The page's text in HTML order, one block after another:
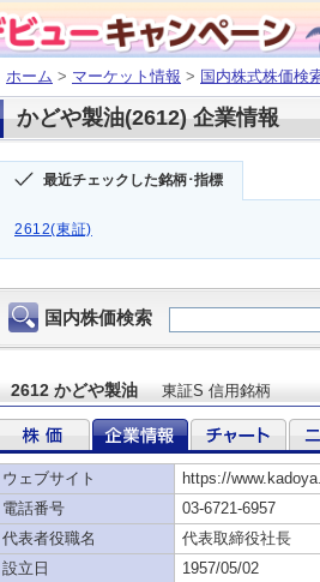
ホーム > マーケット情報 > 国内株式株価検
かどや製油(2612) 企業情報
最近チェックした銘柄･指標
2612(東証)